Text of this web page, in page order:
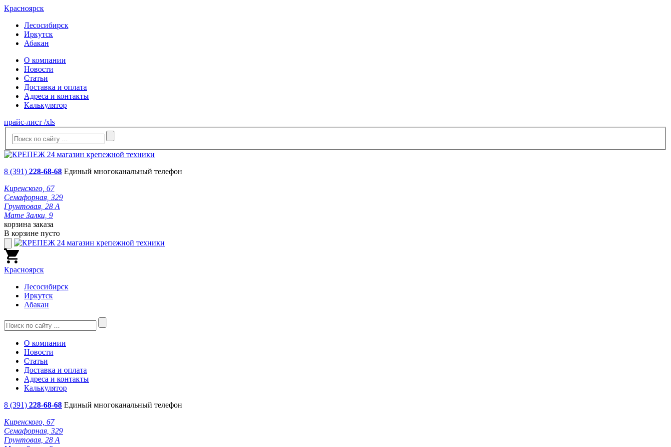
Красноярск
Лесосибирск
Иркутск
Абакан
О компании
Новости
Статьи
Доставка и оплата
Адреса и контакты
Калькулятор
прайс-лист /xls
8 (391) 228-68-68 Единый многоканальный телефон
Киренского, 67
Семафорная, 329
Грунтовая, 28 А
Мате Залки, 9
корзина заказа
В корзине пусто
Красноярск
Лесосибирск
Иркутск
Абакан
О компании
Новости
Статьи
Доставка и оплата
Адреса и контакты
Калькулятор
8 (391) 228-68-68 Единый многоканальный телефон
Киренского, 67
Семафорная, 329
Грунтовая, 28 А